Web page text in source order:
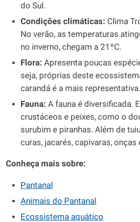
do Sul.
Condições climáticas: Clima
No verão, as temperaturas
no inverno, chegam a 21ºC.
Flora: Apresenta poucas
seja, próprias deste
carandá é a mais representativa.
Fauna: A fauna é diversificada.
crustáceos e peixes, como o
surubim e piranhas. Além de
curas, jacarés, capivaras, onças
Conheça mais sobre:
Pantanal
Animais do Pantanal
Ecossistema aquático